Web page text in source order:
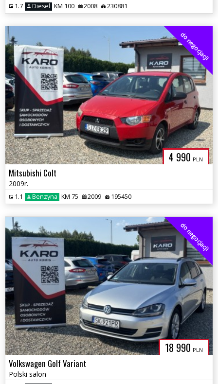
1.7 Diesel KM 100 2008 230881
4 990 PLN
do negocjacji
Mitsubishi Colt
2009r.
1.1 Benzyna KM 75 2009 195450
18 990 PLN
do negocjacji
Volkswagen Golf Variant
Polski salon